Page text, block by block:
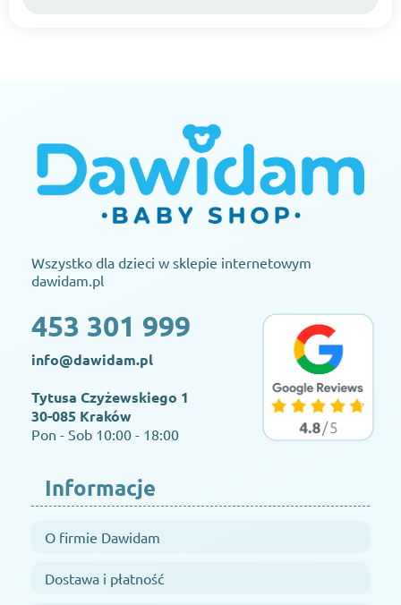
Wszystko dla dzieci w sklepie internetowym
dawidam.pl
453 301 999
info@dawidam.pl
Tytusa Czyżewskiego 1
30-085 Kraków
Pon - Sob 10:00 - 18:00
Informacje
O firmie Dawidam
Dostawa i płatność